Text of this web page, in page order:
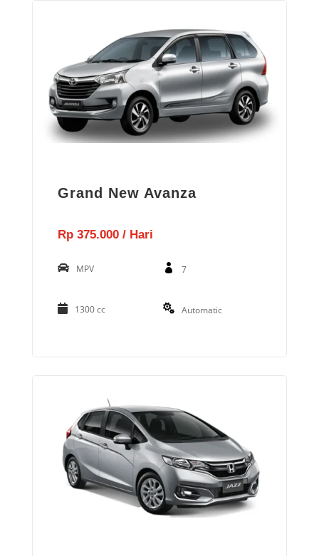
Grand New Avanza
Rp 375.000 / Hari
MPV 7
1300 cc Automatic